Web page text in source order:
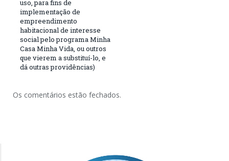
uso, para fins de
implementação de
empreendimento
habitacional de interesse
social pelo programa Minha
Casa Minha Vida, ou outros
que vierem a substituí-lo, e
dá outras providências)
Os comentários estão fechados.